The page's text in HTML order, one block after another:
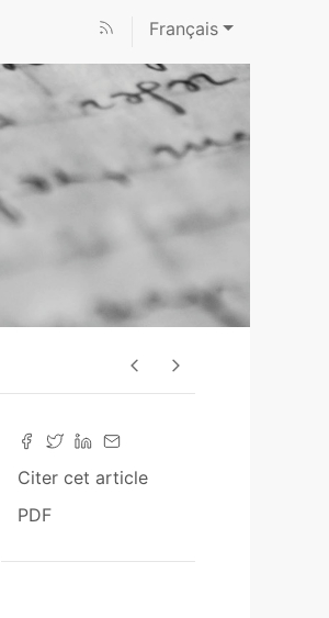
Français
Citer cet article
PDF